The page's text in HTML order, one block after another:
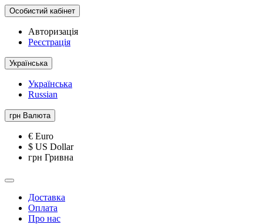
Особистий кабінет
Авторизація
Реєстрація
Українська
Українська
Russian
грн Валюта
€ Euro
$ US Dollar
грн Гривна
Доставка
Оплата
Про нас